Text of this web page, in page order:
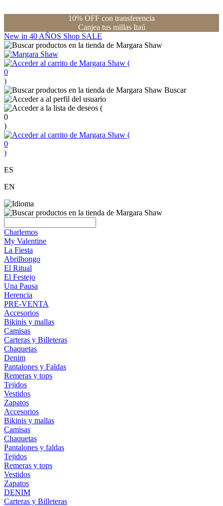
10% OFF con transferencia
Canjea tus millas Itaú
New in 40 AÑOS Shop SALE
(
0
)
Buscar
(
0
)
(
0
)
ES
EN
Charlemos
My Valentine
La Fiesta
Abrilhongo
El Ritual
El Festejo
Una Pausa
Herencia
PRE-VENTA
Accesorios
Bikinis y mallas
Camisas
Carteras y Billeteras
Chaquetas
Denim
Pantalones y Faldas
Remeras y tops
Tejidos
Vestidos
Zapatos
Accesorios
Bikinis y mallas
Camisas
Chaquetas
Pantalones y faldas
Tejidos
Remeras y tops
Vestidos
Zapatos
DENIM
Carteras y Billeteras